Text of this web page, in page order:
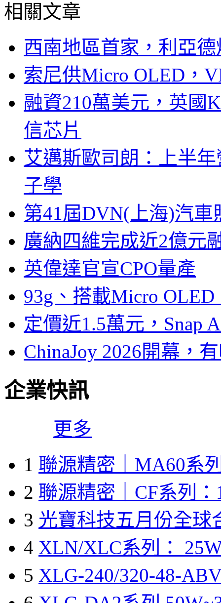
相關文章
西南地區首家，利亞
索尼供Micro OLED，
融資210萬美元，英國
信芯片
艾邁斯歐司朗：上半
子學
第41屆DVN(上海)汽
廣納四維完成近2億元
英偉達官宣CPO量產
93g、搭載Micro
定價近1.5萬元，Snap
ChinaJoy 2026開幕，
企業快訊
更多
1 聯源精密｜MA60系
2 聯源精密｜CF系列：
3 光寶科技五月份全球
4 XLN/XLC系列：
5 XLG-240/320-48-